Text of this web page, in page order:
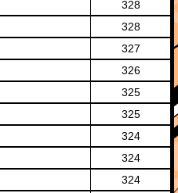
328
328
327
326
325
325
324
324
324